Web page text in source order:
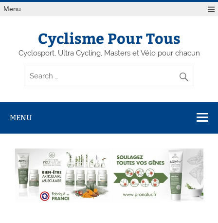
Menu
Cyclisme Pour Tous
Cyclosport, Ultra Cycling, Masters et Vélo pour chacun
MENU